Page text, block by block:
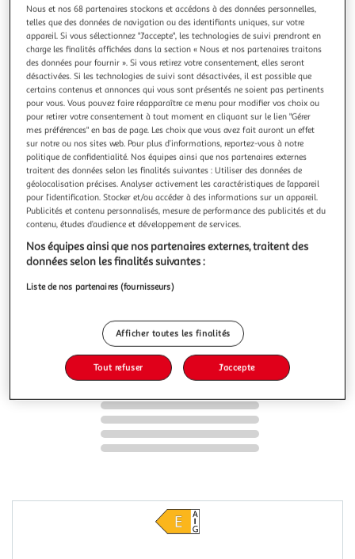
précédente
1 (1)
LG
Réfrigérateur américain GSXV80PZLE, 635 L, Froid
ventilé No frost
Classe E, Distributeur eau et glaçons, Platinium, Pose libre
En savoir +
Garantie fabricant: 2 ans *
Vendu parAuchan
Livraison dès 1/2 semaines
79,00€
dont 23,00€ d'éco-part.
Bientôt dispo !
Nous et nos 68 partenaires stockons et accédons à des données personnelles,
telles que des données de navigation ou des identifiants uniques, sur votre
appareil. Si vous sélectionnez "J'accepte", les technologies de suivi prendront en
charge les finalités affichées dans la section « Nous et nos partenaires traitons
des données pour fournir ». Si vous retirez votre consentement, elles seront
désactivées. Si les technologies de suivi sont désactivées, il est possible que
certains contenus et annonces qui vous sont présentés ne soient pas pertinents
pour vous. Vous pouvez faire réapparaître ce menu pour modifier vos choix ou
pour retirer votre consentement à tout moment en cliquant sur le lien "Gérer
mes préférences" en bas de page. Les choix que vous avez fait auront un effet
sur notre ou nos sites web. Pour plus d’informations, reportez-vous à notre
politique de confidentialité. Nos équipes ainsi que nos partenaires externes
traitent des données selon les finalités suivantes : Utiliser des données de
géolocalisation précises. Analyser activement les caractéristiques de l’appareil
pour l’identification. Stocker et/ou accéder à des informations sur un appareil.
Publicités et contenu personnalisés, mesure de performance des publicités et du
contenu, études d’audience et développement de services.
Nos équipes ainsi que nos partenaires externes, traitent des
données selon les finalités suivantes :
Liste de nos partenaires (fournisseurs)
Afficher toutes les finalités
Tout refuser J'accepte